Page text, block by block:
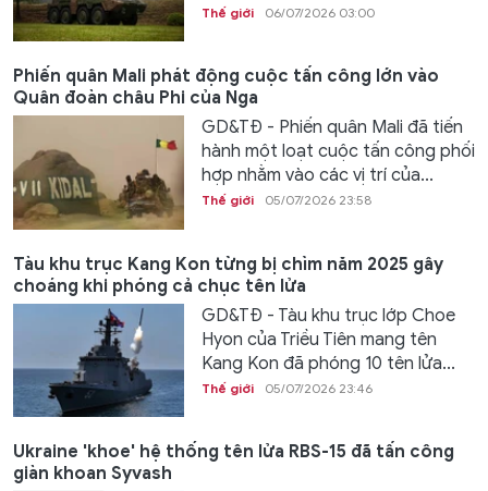
Thế giới 06/07/2026 03:00
Phiến quân Mali phát động cuộc tấn công lớn vào
Quân đoàn châu Phi của Nga
GD&TĐ - Phiến quân Mali đã tiến
hành một loạt cuộc tấn công phối
hợp nhằm vào các vị trí của...
Thế giới 05/07/2026 23:58
Tàu khu trục Kang Kon từng bị chìm năm 2025 gây
choáng khi phóng cả chục tên lửa
GD&TĐ - Tàu khu trục lớp Choe
Hyon của Triều Tiên mang tên
Kang Kon đã phóng 10 tên lửa...
Thế giới 05/07/2026 23:46
Ukraine 'khoe' hệ thống tên lửa RBS-15 đã tấn công
giàn khoan Syvash